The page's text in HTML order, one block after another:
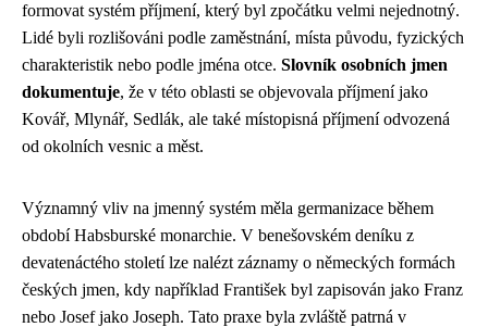
formovat systém příjmení, který byl zpočátku velmi nejednotný.
Lidé byli rozlišováni podle zaměstnání, místa původu, fyzických
charakteristik nebo podle jména otce. Slovník osobních jmen
dokumentuje, že v této oblasti se objevovala příjmení jako
Kovář, Mlynář, Sedlák, ale také místopisná příjmení odvozená
od okolních vesnic a měst.
Významný vliv na jmenný systém měla germanizace během
období Habsburské monarchie. V benešovském deníku z
devatenáctého století lze nalézt záznamy o německých formách
českých jmen, kdy například František byl zapisován jako Franz
nebo Josef jako Joseph. Tato praxe byla zvláště patrná v